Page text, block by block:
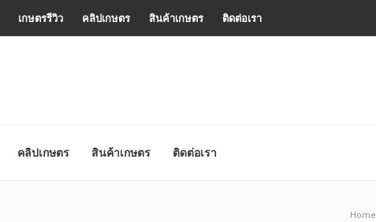
เกษตรรีวิว คลิปเกษตร สินค้าเกษตร ติดต่อเรา
คลิปเกษตร สินค้าเกษตร ติดต่อเรา
Home